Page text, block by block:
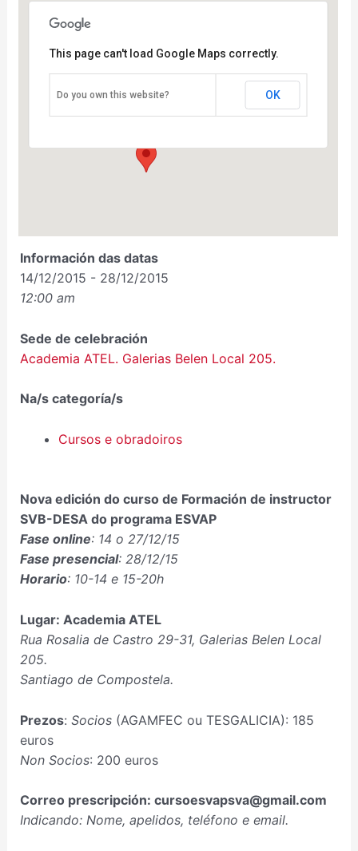
Academia ATEL. Galerias Belen Local 205.
Avenida de Rosalía de Castro, 29-31 - Santiago de
Compostela.
This page can't load Google Maps correctly.
Do you own this website? OK
Información das datas
14/12/2015 - 28/12/2015
12:00 am
Sede de celebración
Academia ATEL. Galerias Belen Local 205.
Na/s categoría/s
Cursos e obradoiros
Nova edición do curso de Formación de instructor
SVB-DESA do programa ESVAP
Fase online: 14 o 27/12/15
Fase presencial: 28/12/15
Horario: 10-14 e 15-20h
Lugar: Academia ATEL
Rua Rosalia de Castro 29-31, Galerias Belen Local
205.
Santiago de Compostela.
Prezos: Socios(AGAMFEC ou TESGALICIA): 185
euros
Non Socios: 200 euros
Correo prescripción: cursoesvapsva@gmail.com
Indicando: Nome, apelidos, teléfono e email.